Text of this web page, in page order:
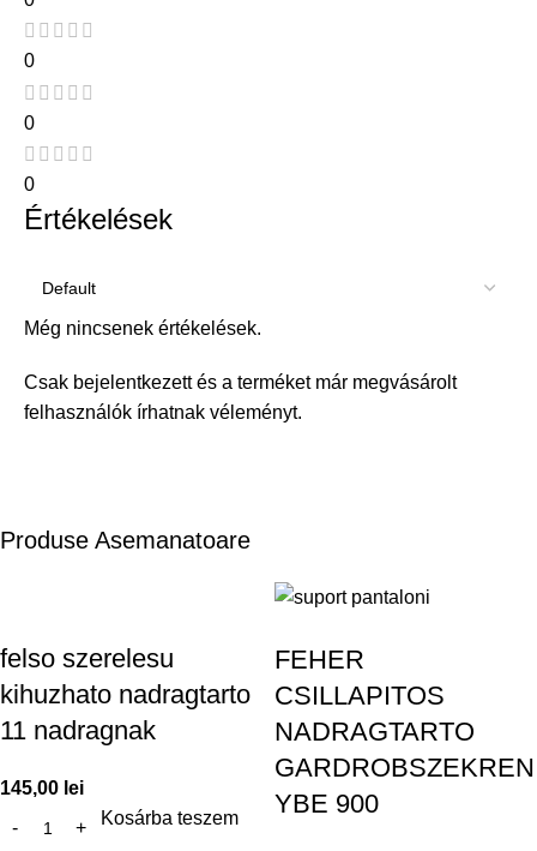
0
0
0
Értékelések
Még nincsenek értékelések.
Csak bejelentkezett és a terméket már megvásárolt
felhasználók írhatnak véleményt.
Produse Asemanatoare
felso szerelesu
kihuzhato nadragtarto
11 nadragnak
145,00 lei
Kosárba teszem
FEHER
CSILLAPITOS
NADRAGTARTO
GARDROBSZEKREN
YBE 900